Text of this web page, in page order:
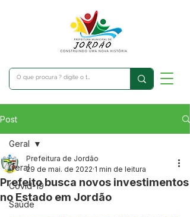
Post
Geral
Covid-19
Saúde
Geral
Prefeito busca novos investimentos
no Estado em Jordão
Prefeitura de Jordão
29 de mai. de 2022 1 min de leitura